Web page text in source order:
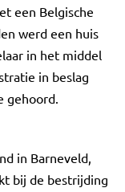
een Belgische
werd een huis
in het middel
in beslag
gehoord.
in Barneveld,
bij de bestrijding